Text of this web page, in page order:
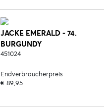
JACKE EMERALD - 74.
BURGUNDY
451024
Endverbraucherpreis
€ 89,95